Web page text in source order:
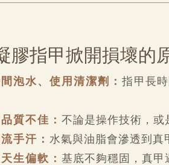
膠指甲掀開損壞的
泡水、使用清潔劑：指甲長
質不佳： 不論是操作技術，或
手汗： 水氣與油脂會滲透到真
生偏軟： 基底不夠穩固，真甲